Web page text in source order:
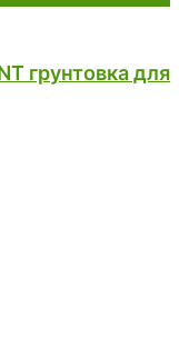
грунтовка для